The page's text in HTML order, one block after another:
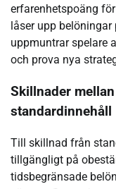
erfarenhetspoäng
låser upp
uppmuntrar spelare
och prova nya
Skillnader
standardinnehåll
Till skillnad från
tillgängligt på
tidsbegränsade